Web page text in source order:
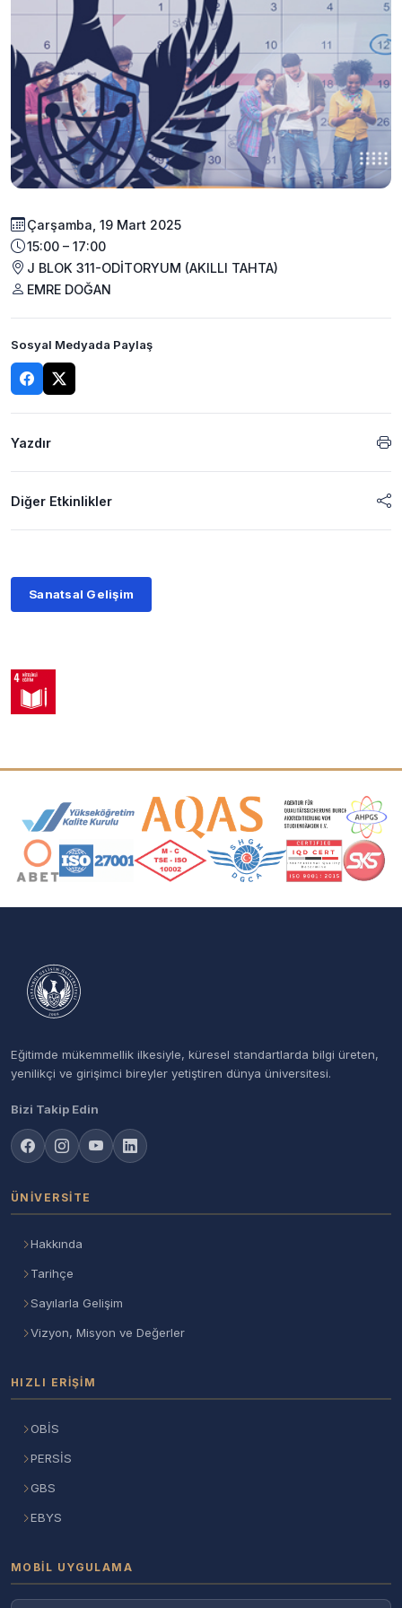
Çarşamba, 19 Mart 2025
15:00 – 17:00
J BLOK 311-ODİTORYUM (AKILLI TAHTA)
EMRE DOĞAN
Sosyal Medyada Paylaş
Yazdır
Diğer Etkinlikler
Sanatsal Gelişim
Akreditasyon ve Üyelik Logoları
Eğitimde mükemmellik ilkesiyle, küresel standartlarda bilgi üreten,
yenilikçi ve girişimci bireyler yetiştiren dünya üniversitesi.
Bizi Takip Edin
ÜNIVERSITE
Hakkında
Tarihçe
Sayılarla Gelişim
Vizyon, Misyon ve Değerler
HIZLI ERIŞIM
OBİS
PERSİS
GBS
EBYS
MOBIL UYGULAMA